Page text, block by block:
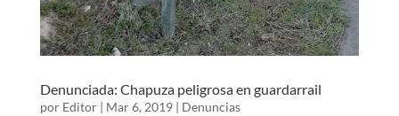
Denunciada: Chapuza peligrosa en guardarrail
por Editor| Mar 6, 2019| Denuncias